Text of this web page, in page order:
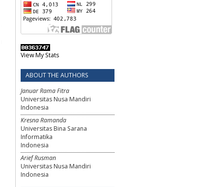
View My Stats
ABOUT THE AUTHORS
Januar Rama Fitra
Universitas Nusa Mandiri
Indonesia
Kresna Ramanda
Universitas Bina Sarana
Informatika
Indonesia
Arief Rusman
Universitas Nusa Mandiri
Indonesia